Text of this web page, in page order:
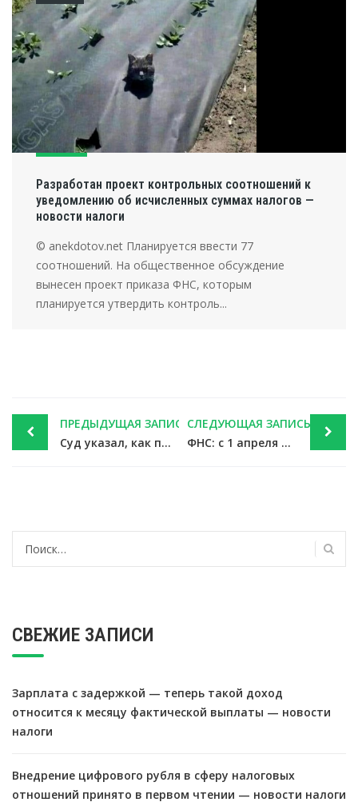
Разработан проект контрольных соотношений к
уведомлению об исчисленных суммах налогов —
новости налоги
© anekdotov.net Планируется ввести 77
соотношений. На общественное обсуждение
вынесен проект приказа ФНС, которым
планируется утвердить контроль...
Post
navigation
ПРЕДЫДУЩАЯ ЗАПИСЬ
Суд указал, как правильно – с этой даты течет срок на возврат налога за другие годы — новости налоги
СЛЕДУЮЩАЯ ЗАПИСЬ
ФНС: с 1 апреля можно начинать отчитываться по НДС за 1 квартал 2019 года — новости налоги
СВЕЖИЕ ЗАПИСИ
Зарплата с задержкой — теперь такой доход
относится к месяцу фактической выплаты — новости
налоги
Внедрение цифрового рубля в сферу налоговых
отношений принято в первом чтении — новости налоги